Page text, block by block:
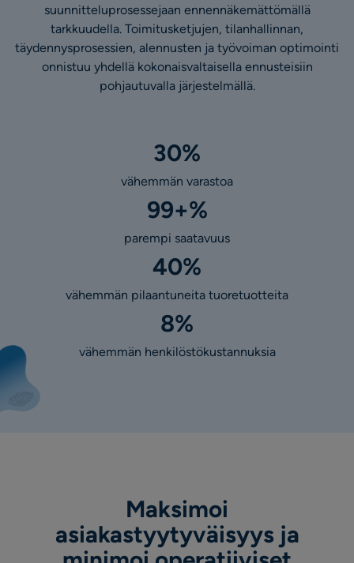
suunnitteluprosessejaan ennennäkemättömällä
tarkkuudella. Toimitusketjujen, tilanhallinnan,
täydennysprosessien, alennusten ja työvoiman optimointi
onnistuu yhdellä kokonaisvaltaisella ennusteisiin
pohjautuvalla järjestelmällä.
30%
vähemmän varastoa
99+%
parempi saatavuus
40%
vähemmän pilaantuneita tuoretuotteita
8%
vähemmän henkilöstökustannuksia
Maksimoi
asiakastyytyväisyys ja